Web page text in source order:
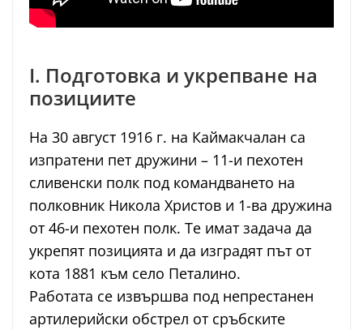
I. Подготовка и укрепване на
позициите
На 30 август 1916 г. на Каймакчалан са
изпратени пет дружини – 11-и пехотен
сливенски полк под командването на
полковник Никола Христов и 1-ва дружина
от 46-и пехотен полк. Те имат задача да
укрепят позицията и да изградят път от
кота 1881 към село Петалино.
Работата се извършва под непрестанен
артилерийски обстрел от сръбските